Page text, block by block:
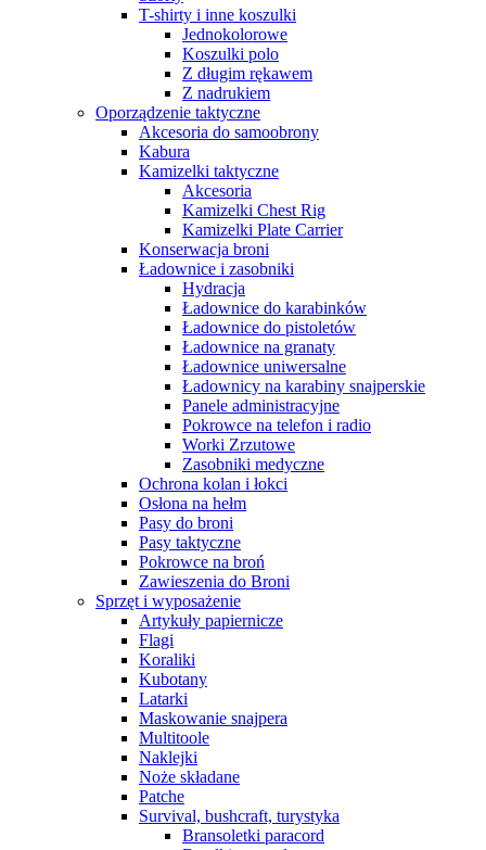
T-shirty i inne koszulki
Jednokolorowe
Koszulki polo
Z długim rękawem
Z nadrukiem
Oporządzenie taktyczne
Akcesoria do samoobrony
Kabura
Kamizelki taktyczne
Akcesoria
Kamizelki Chest Rig
Kamizelki Plate Carrier
Konserwacja broni
Ładownice i zasobniki
Hydracja
Ładownice do karabinków
Ładownice do pistoletów
Ładownice na granaty
Ładownice uniwersalne
Ładownicy na karabiny snajperskie
Panele administracyjne
Pokrowce na telefon i radio
Worki Zrzutowe
Zasobniki medyczne
Ochrona kolan i łokci
Osłona na hełm
Pasy do broni
Pasy taktyczne
Pokrowce na broń
Zawieszenia do Broni
Sprzęt i wyposażenie
Artykuły papiernicze
Flagi
Koraliki
Kubotany
Latarki
Maskowanie snajpera
Multitoole
Naklejki
Noże składane
Patche
Survival, bushcraft, turystyka
Bransoletki paracord